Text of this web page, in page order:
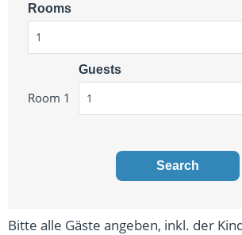
Rooms
Room 1
Guests
Search
Bitte alle Gäste angeben, inkl. der